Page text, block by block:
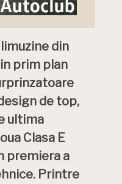
din
prim plan
de top,
ultima
Clasa E
premiera a
Printre